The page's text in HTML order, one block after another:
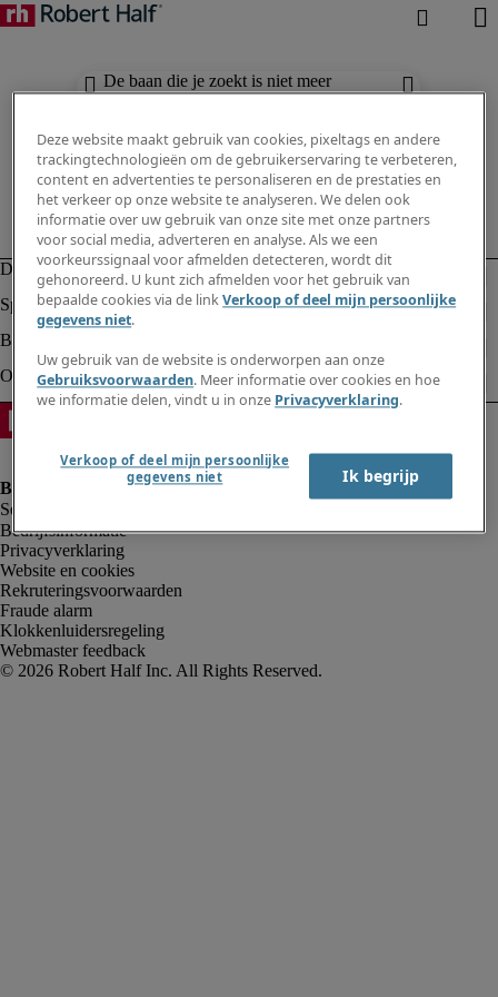
De baan die je zoekt is niet meer
beschikbaar. Zie vergelijkbare resultaten
Bedrijfsinformatie
Privacyverklaring
Website en cookies
Rekruteringsvoorwaarden
Fraude alarm
Klokkenluidersregeling
Webmaster feedback
Deze website maakt gebruik van cookies, pixeltags en andere
trackingtechnologieën om de gebruikerservaring te verbeteren,
content en advertenties te personaliseren en de prestaties en
het verkeer op onze website te analyseren. We delen ook
informatie over uw gebruik van onze site met onze partners
voor social media, adverteren en analyse. Als we een
voorkeurssignaal voor afmelden detecteren, wordt dit
gehonoreerd. U kunt zich afmelden voor het gebruik van
bepaalde cookies via de linkVerkoop of deel mijn persoonlijke
gegevens niet.
Uw gebruik van de website is onderworpen aan onze
Gebruiksvoorwaarden. Meer informatie over cookies en hoe
we informatie delen, vindt u in onze Privacyverklaring.
Verkoop of deel mijn persoonlijke
gegevens niet
Ik begrijp